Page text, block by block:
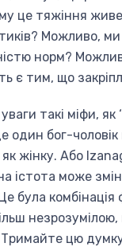
це тяжіння живе
Можливо, ми
норм?
є тим, що
такі міфи,
один бог-
як жінку. Або
істота може
була комбінація
незрозумілою,
цю